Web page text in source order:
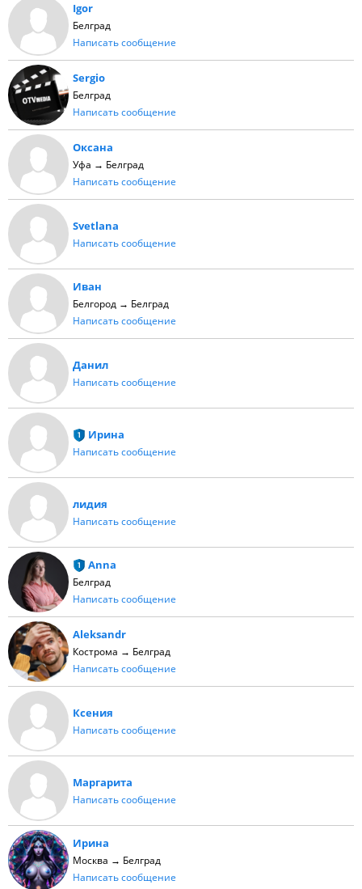
Igor
Белград
Написать сообщение
Sergio
Белград
Написать сообщение
Оксана
Уфа → Белград
Написать сообщение
Svetlana
Написать сообщение
Иван
Белгород → Белград
Написать сообщение
Данил
Написать сообщение
Ирина
Написать сообщение
лидия
Написать сообщение
Anna
Белград
Написать сообщение
Aleksandr
Кострома → Белград
Написать сообщение
Ксения
Написать сообщение
Маргарита
Написать сообщение
Ирина
Москва → Белград
Написать сообщение